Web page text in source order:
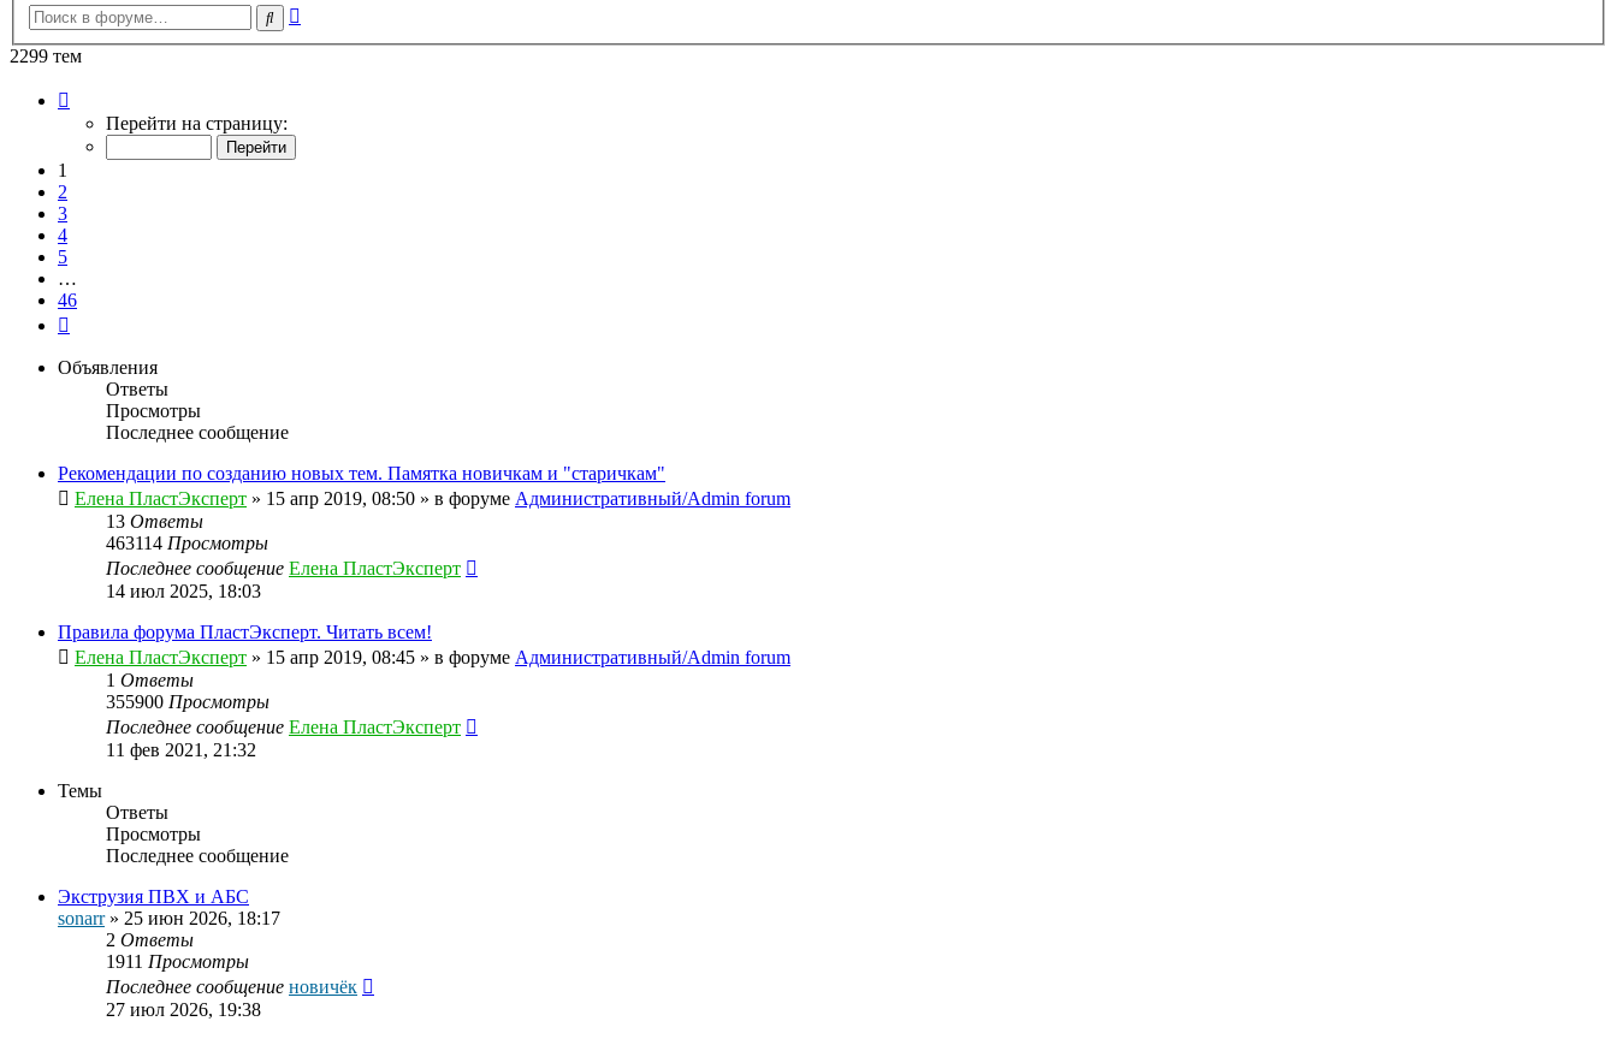
Поиск
2299 тем
Перейти на страницу:
1
2
3
4
5
…
46
Объявления
Ответы
Просмотры
Последнее сообщение
Рекомендации по созданию новых тем. Памятка новичкам и "старичкам"
Елена ПластЭксперт » 15 апр 2019, 08:50 » в форуме Административный/Admin forum
13 Ответы
463114 Просмотры
Последнее сообщение Елена ПластЭксперт
14 июл 2025, 18:03
Правила форума ПластЭксперт. Читать всем!
Елена ПластЭксперт » 15 апр 2019, 08:45 » в форуме Административный/Admin forum
1 Ответы
355900 Просмотры
Последнее сообщение Елена ПластЭксперт
11 фев 2021, 21:32
Темы
Ответы
Просмотры
Последнее сообщение
Экструзия ПВХ и АБС
sonarr» 25 июн 2026, 18:17
2 Ответы
1911 Просмотры
Последнее сообщение новичёк
27 июл 2026, 19:38